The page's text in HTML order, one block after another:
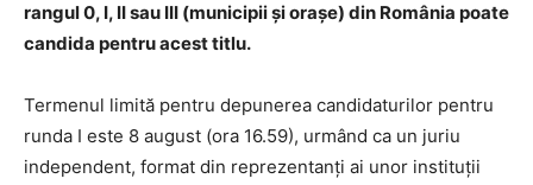
rangul 0, I, II sau III (municipii și orașe) din România poate
candida pentru acest titlu.
Termenul limită pentru depunerea candidaturilor pentru
runda I este 8 august (ora 16.59), urmând ca un juriu
independent, format din reprezentanți ai unor instituții